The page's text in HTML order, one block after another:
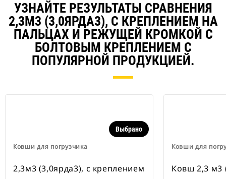
УЗНАЙТЕ РЕЗУЛЬТАТЫ СРАВНЕНИЯ
2,3М3 (3,0ЯРДА3), С КРЕПЛЕНИЕМ НА
ПАЛЬЦАХ И РЕЖУЩЕЙ КРОМКОЙ С
БОЛТОВЫМ КРЕПЛЕНИЕМ С
ПОПУЛЯРНОЙ ПРОДУКЦИЕЙ.
Ковши для погрузчика
Выбрано
2,3м3 (3,0ярда3), с креплением
Ковши для
Ковш 2,3 м3